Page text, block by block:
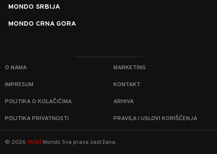
MONDO SRBIJA
MONDO CRNA GORA
O NAMA MARKETING
IMPRESUM KONTAKT
POLITIKA O KOLAČIĆIMA ARHIVA
POLITIKA PRIVATNOSTI PRAVILA I USLOVI KORIŠĆENJA
© 2026 m:tel Mondo Sva prava zadržana.